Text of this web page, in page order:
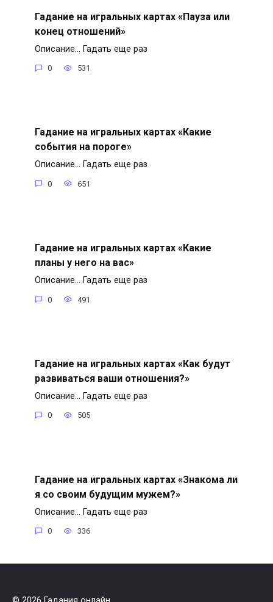
Гадание на игральных картах «Пауза или
конец отношений»
Описание… Гадать еще раз
0 531
Гадание на игральных картах «Какие
события на пороге»
Описание… Гадать еще раз
0 651
Гадание на игральных картах «Какие
планы у него на вас»
Описание… Гадать еще раз
0 491
Гадание на игральных картах «Как будут
развиваться ваши отношения?»
Описание… Гадать еще раз
0 505
Гадание на игральных картах «Знакома ли
я со своим будущим мужем?»
Описание… Гадать еще раз
0 336